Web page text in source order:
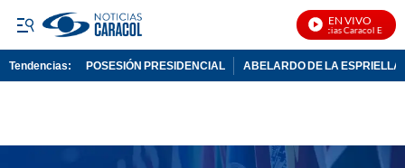
EN VIVO
Noticias Caracol En Vivo
Tendencias: POSESIÓN PRESIDENCIAL ABELARDO DE LA ESPRIELLA